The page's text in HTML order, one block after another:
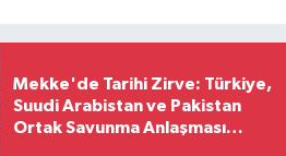
Mekke'de Tarihi Zirve: Türkiye,
Suudi Arabistan ve Pakistan
Ortak Savunma Anlaşması